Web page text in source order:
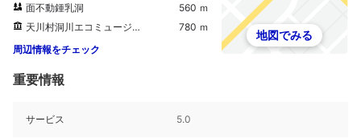
面不動鍾乳洞
560 ｍ
天川村洞川エコミュージアム
780 ｍ
周辺情報をチェック
地図でみる
重要情報
サービス 5.0